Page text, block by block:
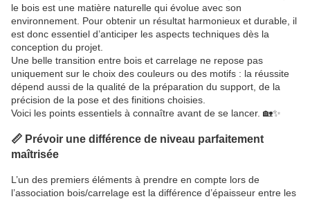
le bois est une matière naturelle qui évolue avec son
environnement. Pour obtenir un résultat harmonieux et durable, il
est donc essentiel d’anticiper les aspects techniques dès la
conception du projet.
Une belle transition entre bois et carrelage ne repose pas
uniquement sur le choix des couleurs ou des motifs : la réussite
dépend aussi de la qualité de la préparation du support, de la
précision de la pose et des finitions choisies.
Voici les points essentiels à connaître avant de se lancer. 🏡✨
📏 Prévoir une différence de niveau parfaitement
maîtrisée
L’un des premiers éléments à prendre en compte lors de
l’association bois/carrelage est la différence d’épaisseur entre les